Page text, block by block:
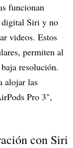
funcionan
digital Siri y no
videos. Estos
permiten al
resolución.
alojar las
Pro 3",
con Siri